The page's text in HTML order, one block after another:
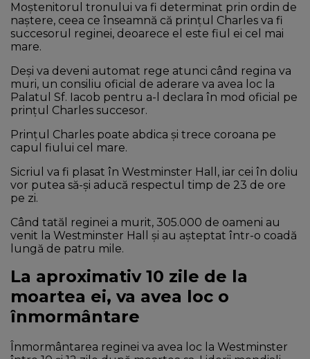
Moștenitorul tronului va fi determinat prin ordin de
naștere, ceea ce înseamnă că prințul Charles va fi
succesorul reginei, deoarece el este fiul ei cel mai
mare.
Deși va deveni automat rege atunci când regina va
muri, un consiliu oficial de aderare va avea loc la
Palatul Sf. Iacob pentru a-l declara în mod oficial pe
prințul Charles succesor.
Prințul Charles poate abdica și trece coroana pe
capul fiului cel mare.
Sicriul va fi plasat în Westminster Hall, iar cei în doliu
vor putea să-și aducă respectul timp de 23 de ore
pe zi.
Când tatăl reginei a murit, 305.000 de oameni au
venit la Westminster Hall și au așteptat într-o coadă
lungă de patru mile.
La aproximativ 10 zile de la
moartea ei, va avea loc o
înmormântare
Înmormântarea reginei va avea loc la Westminster